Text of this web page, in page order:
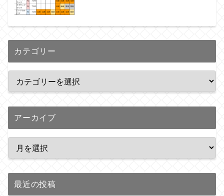
カテゴリー
アーカイブ
最近の投稿